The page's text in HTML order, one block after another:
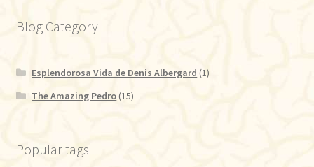
Blog Category
Esplendorosa Vida de Denis Albergard (1)
The Amazing Pedro (15)
Popular tags